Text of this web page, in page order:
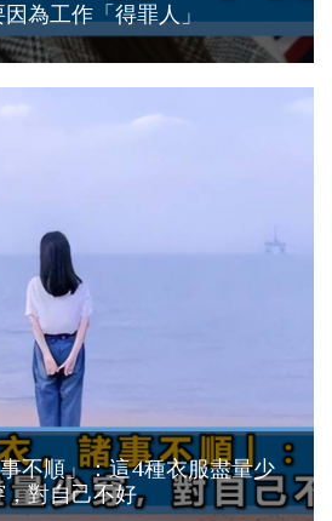
為工作「得罪人」
不順」：這4種衣服盡量少
，對自己不好